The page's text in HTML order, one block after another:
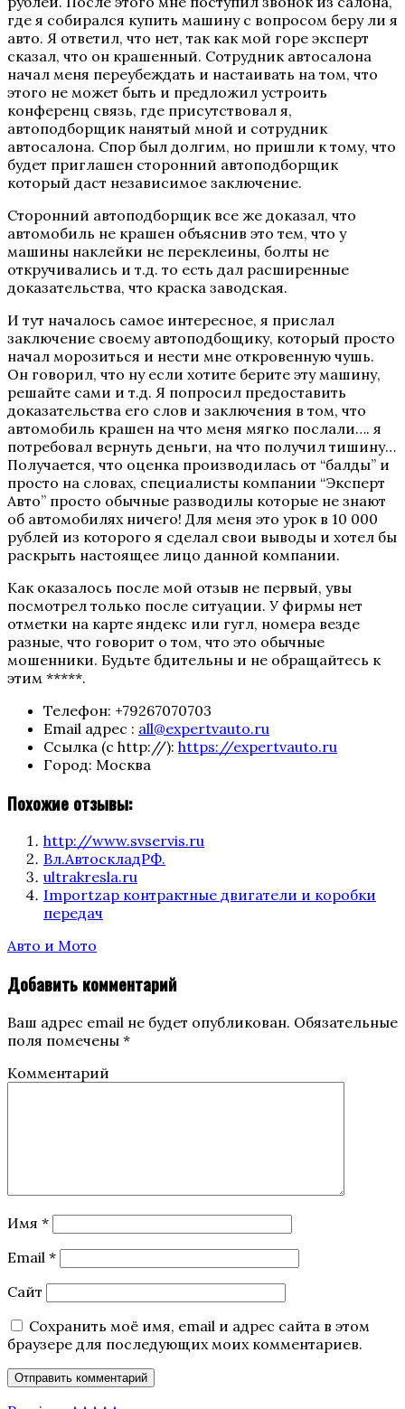
где я собирался купить машину с вопросом беру ли я
авто. Я ответил, что нет, так как мой горе эксперт
сказал, что он крашенный. Сотрудник автосалона
начал меня переубеждать и настаивать на том, что
этого не может быть и предложил устроить
конференц связь, где присутствовал я,
автоподборщик нанятый мной и сотрудник
автосалона. Спор был долгим, но пришли к тому, что
будет приглашен сторонний автоподборщик
который даст независимое заключение.
Сторонний автоподборщик все же доказал, что
автомобиль не крашен объяснив это тем, что у
машины наклейки не переклеины, болты не
откручивались и т.д. то есть дал расширенные
доказательства, что краска заводская.
И тут началось самое интересное, я прислал
заключение своему автоподбощику, который просто
начал морозиться и нести мне откровенную чушь.
Он говорил, что ну если хотите берите эту машину,
решайте сами и т.д. Я попросил предоставить
доказательства его слов и заключения в том, что
автомобиль крашен на что меня мягко послали…. я
потребовал вернуть деньги, на что получил тишину…
Получается, что оценка производилась от “балды” и
просто на словах, специалисты компании “Эксперт
Авто” просто обычные разводилы которые не знают
об автомобилях ничего! Для меня это урок в 10 000
рублей из которого я сделал свои выводы и хотел бы
раскрыть настоящее лицо данной компании.
Как оказалось после мой отзыв не первый, увы
посмотрел только после ситуации. У фирмы нет
отметки на карте яндекс или гугл, номера везде
разные, что говорит о том, что это обычные
мошенники. Будьте бдительны и не обращайтесь к
этим *****.
Телефон: +79267070703
Email адрес : all@expertvauto.ru
Ссылка (с http://): https://expertvauto.ru
Город: Москва
Похожие отзывы:
http://www.svservis.ru
Вл.АвтоскладРФ.
ultrakresla.ru
Importzap контрактные двигатели и коробки
передач
Categories
Авто и Мото
Добавить комментарий
Ваш адрес email не будет опубликован. Обязательные
поля помечены *
Комментарий
Имя *
Email *
Сайт
Сохранить моё имя, email и адрес сайта в этом
браузере для последующих моих комментариев.